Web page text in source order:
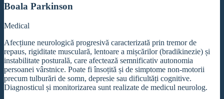
Boala Parkinson
Medical
Afecțiune neurologică progresivă caracterizată prin tremor de
repaus, rigiditate musculară, lentoare a mișcărilor (bradikinezie) și
instabilitate posturală, care afectează semnificativ autonomia
persoanei vârstnice. Poate fi însoțită și de simptome non-motorii
precum tulburări de somn, depresie sau dificultăți cognitive.
Diagnosticul și monitorizarea sunt realizate de medicul neurolog.